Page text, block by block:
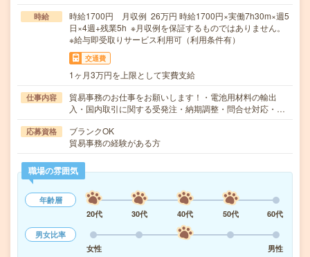
時給
時給1700円 月収例 26万円 時給1700円×実働7h30m×週5
日×4週+残業5h ※月収例を保証するものではありません。
※給与即受取りサービス利用可（利用条件有）
交通費
1ヶ月3万円を上限として実費支給
仕事内容
貿易事務のお仕事をお願いします！・電池用材料の輸出
入・国内取引に関する受発注・納期調整・問合せ対応・…
応募資格
ブランクOK
貿易事務の経験がある方
職場の雰囲気
年齢層
20代
30代 40代 50代
60代
男女比率
女性
男性